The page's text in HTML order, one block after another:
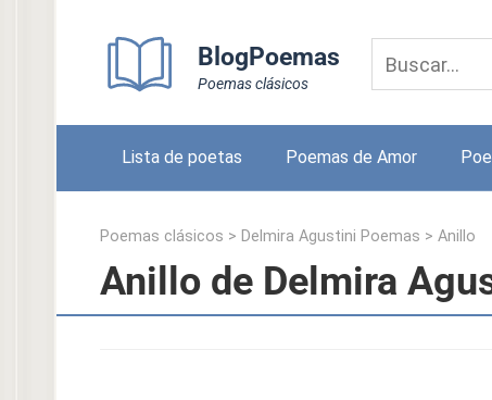
BlogPoemas
Poemas clásicos
Lista de poetas Poemas de Amor
Poemas clásicos > Delmira Agustini Poemas > Anillo
Anillo de Delmira